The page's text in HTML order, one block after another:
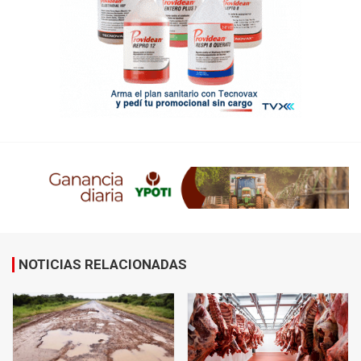
NOTICIAS RELACIONADAS